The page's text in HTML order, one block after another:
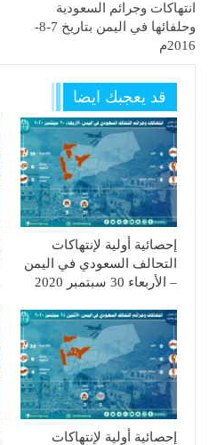
انتهاكات وجرائم السعودية
وحلفائها في اليمن بتاريخ 7-8-
2016م
قد يعجبك ايضا
إحصائية أولية لإنتهاكات
التحالف السعودي في اليمن
– الأربعاء 30 سبتمبر 2020
إحصائية أولية لإنتهاكات